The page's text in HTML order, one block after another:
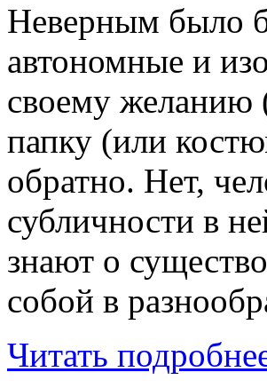
Неверным было
автономные и
своему желанию
папку (или
обратно. Нет,
субличности в
знают о
собой в
Читать